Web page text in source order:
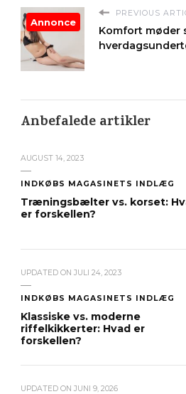
PREVIOUS
Komfort møder
Annonce
Anbefalede artikler
AUGUST 14, 2023
INDKØBS MAGASINETS INDLÆG
Træningsbælter vs. korset:
er forskellen?
UPDATED ON JULI 24, 2023
INDKØBS MAGASINETS INDLÆG
Klassiske vs. moderne
riffelkikkerter: Hvad er
forskellen?
UPDATED ON JUNI 9, 2026